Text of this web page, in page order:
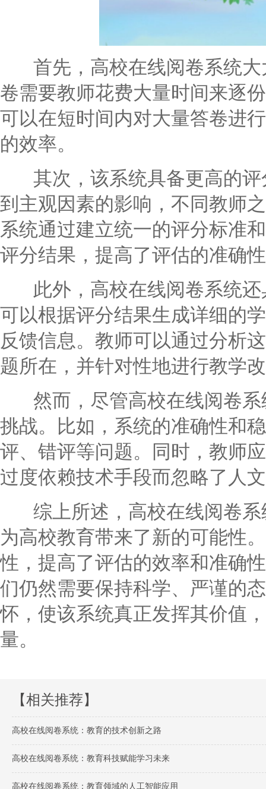
首先，高校在线阅卷系统大
卷需要教师花费大量时间来逐
可以在短时间内对大量答卷进
的效率。
其次，该系统具备更高的评
到主观因素的影响，不同教师
系统通过建立统一的评分标准
评分结果，提高了评估的准确
此外，高校在线阅卷系统还
可以根据评分结果生成详细的
反馈信息。教师可以通过分析
题所在，并针对性地进行教学
然而，尽管高校在线阅卷系
挑战。比如，系统的准确性和
评、错评等问题。同时，教师
过度依赖技术手段而忽略了人
综上所述，高校在线阅卷系
为高校教育带来了新的可能性
性，提高了评估的效率和准确
们仍然需要保持科学、严谨的
怀，使该系统真正发挥其价值
量。
【相关推荐】
高校在线阅卷系统：教育的技术创新之路
高校在线阅卷系统：教育科技赋能学习未来
高校在线阅卷系统：教育领域的人工智能应用